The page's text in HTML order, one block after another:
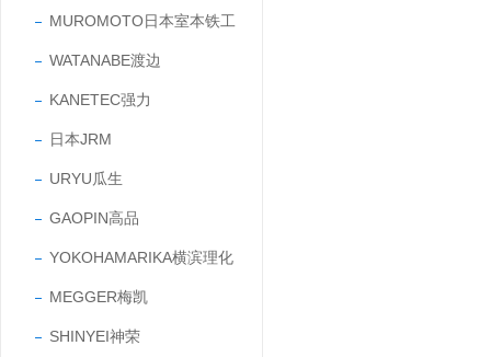
MUROMOTO日本室本铁工
WATANABE渡边
KANETEC强力
日本JRM
URYU瓜生
GAOPIN高品
YOKOHAMARIKA横滨理化
MEGGER梅凯
SHINYEI神荣